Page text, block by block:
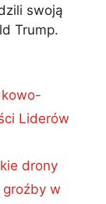
swoją
Trump.
Liderów
drony
groźby w